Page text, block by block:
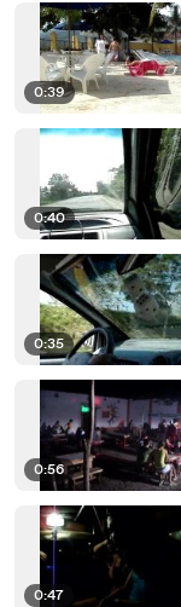
0:39
0:40
0:35
0:56
0:47